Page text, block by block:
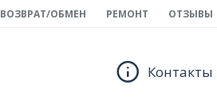
ВОЗВРАТ/ОБМЕН РЕМОНТ ОТЗЫВЫ
Контакты